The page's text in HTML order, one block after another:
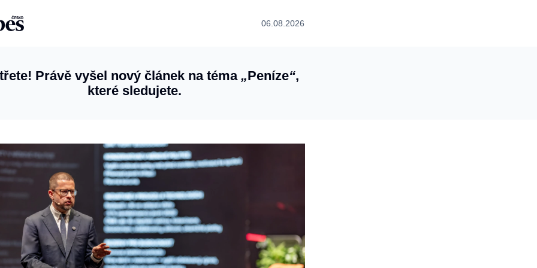
06.08.2026
Právě vyšel nový článek na téma „Peníze“,
které sledujete.